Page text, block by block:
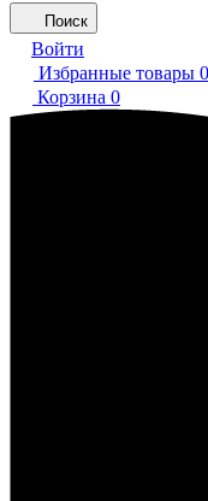
Поиск
Войти
Избранные товары 0
Корзина 0